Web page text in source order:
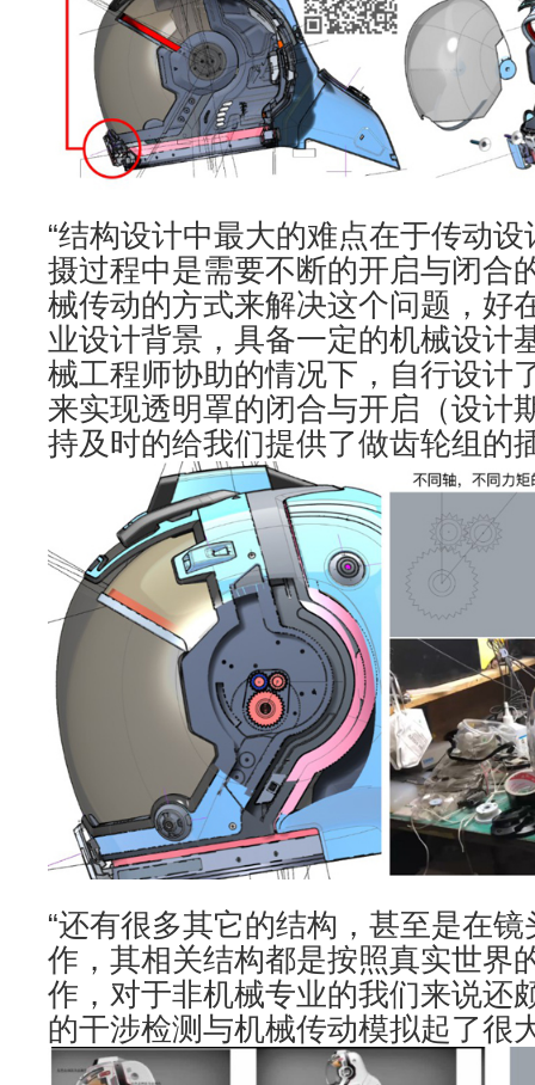
“结构设计中最大的难点在于传动
摄过程中是需要不断的开启与闭合
械传动的方式来解决这个问题，好
业设计背景，具备一定的机械设计
械工程师协助的情况下，自行设计
来实现透明罩的闭合与开启（设计
持及时的给我们提供了做齿轮组的
“还有很多其它的结构，甚至是在
作，其相关结构都是按照真实世界
作，对于非机械专业的我们来说还
的干涉检测与机械传动模拟起了很